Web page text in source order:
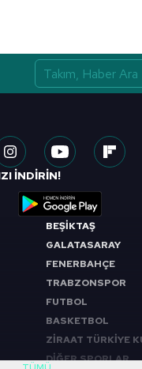
BEŞİKTAŞ
GALATASARAY
FENERBAHÇE
TRABZONSPOR
FUTBOL
BASKETBOL
ZİRAAT TÜRKİYE
DİĞER SPORLAR
İNDİRİN!